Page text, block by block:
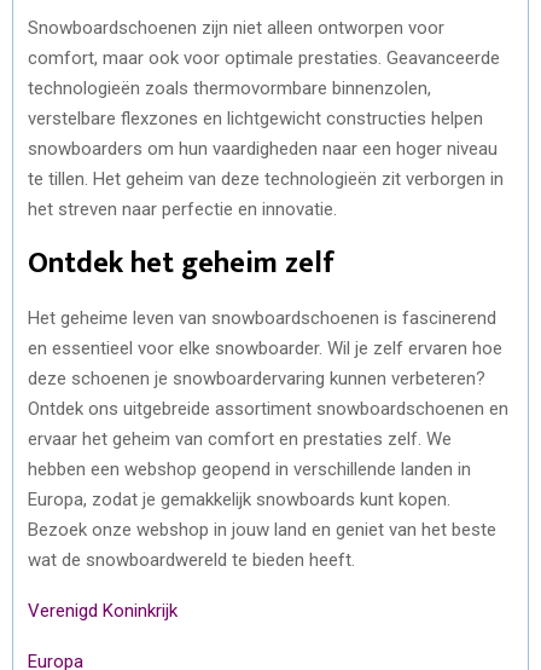
Snowboardschoenen zijn niet alleen ontworpen voor
comfort, maar ook voor optimale prestaties. Geavanceerde
technologieën zoals thermovormbare binnenzolen,
verstelbare flexzones en lichtgewicht constructies helpen
snowboarders om hun vaardigheden naar een hoger niveau
te tillen. Het geheim van deze technologieën zit verborgen in
het streven naar perfectie en innovatie.
Ontdek het geheim zelf
Het geheime leven van snowboardschoenen is fascinerend
en essentieel voor elke snowboarder. Wil je zelf ervaren hoe
deze schoenen je snowboardervaring kunnen verbeteren?
Ontdek ons uitgebreide assortiment snowboardschoenen en
ervaar het geheim van comfort en prestaties zelf. We
hebben een webshop geopend in verschillende landen in
Europa, zodat je gemakkelijk snowboards kunt kopen.
Bezoek onze webshop in jouw land en geniet van het beste
wat de snowboardwereld te bieden heeft.
Verenigd Koninkrijk
Europa